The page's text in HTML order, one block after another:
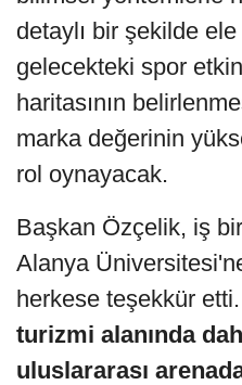
detaylı bir şekilde ele
gelecekteki spor
haritasının
marka değerinin
rol oynayacak.
Başkan Özçelik, iş
Alanya
herkese teşekkür etti.
turizmi alanında
uluslararası arenada